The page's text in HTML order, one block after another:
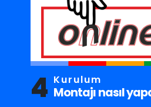
4 Kurulum
Montajı nasıl